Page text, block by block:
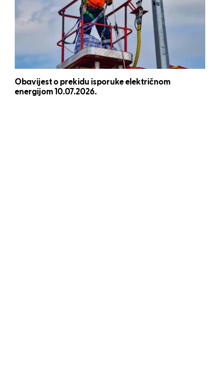
Obavijest o prekidu isporuke električnom
energijom 10.07.2026.